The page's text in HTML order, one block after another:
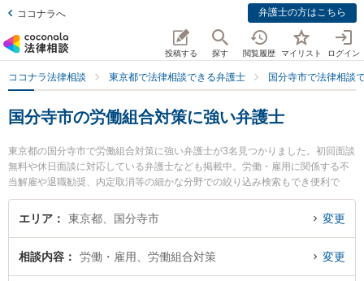
ココナラへ 弁護士の方はこちら
投稿する 探す 閲覧履歴 マイリスト ログイン
ココナラ法律相談 東京都で法律相談できる弁護士 国分寺市で法律相談
国分寺市の労働組合対策に強い弁護士
東京都の国分寺市で労働組合対策に強い弁護士が3名見つかりました。初回面談
無料や休日面談に対応している弁護士なども掲載中。労働・雇用に関係する不
当解雇や退職勧奨、内定取消等の細かな分野での絞り込み検索もでき便利で
す。特に弁護士法人東京開智法律事務所 国分寺事務所の清水 裕二弁護士や弁護
士法人アルファ総合法律事務所 国分寺オフィスの豊村 聖子弁護士、国分寺南法
今すぐに弁護士に相談したい』『労働組合対策のトラブル解決の実績豊富な近
くの弁護士を検索したい』『初回相談無料で労働組合対策を法律相談できる国
エリア 東京都、国分寺市 変更
相談内容 労働・雇用、労働組合対策 変更